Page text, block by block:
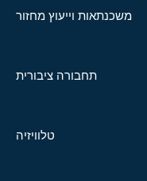
משכנתאות וייעוץ מחזור
תחבורה ציבורית
טלוויזיה